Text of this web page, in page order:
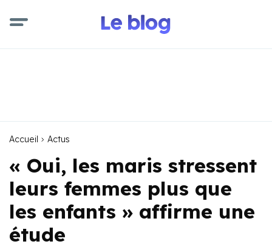
Accueil Actus
« Oui, les maris stressent
leurs femmes plus que
les enfants » affirme une
étude